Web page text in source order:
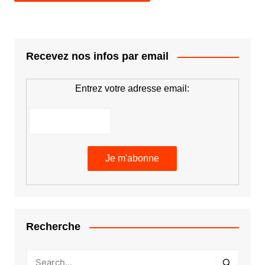
Recevez nos infos par email
Entrez votre adresse email:
Recherche